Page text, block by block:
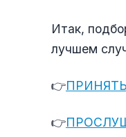
Итак,
лучшем
👉
👉